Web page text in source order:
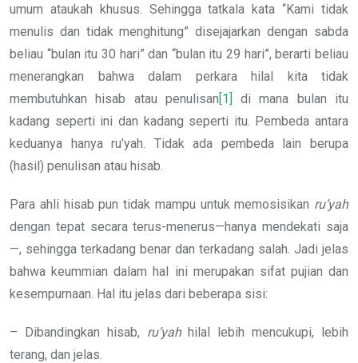
umum ataukah khusus. Sehingga tatkala kata “Kami tidak
menulis dan tidak menghitung” disejajarkan dengan sabda
beliau “bulan itu 30 hari” dan “bulan itu 29 hari”, berarti beliau
menerangkan bahwa dalam perkara hilal kita tidak
membutuhkan hisab atau penulisan[1] di mana bulan itu
kadang seperti ini dan kadang seperti itu. Pembeda antara
keduanya hanya ru’yah. Tidak ada pembeda lain berupa
(hasil) penulisan atau hisab.
Para ahli hisab pun tidak mampu untuk memosisikan ru’yah
dengan tepat secara terus-menerus—hanya mendekati saja
—, sehingga terkadang benar dan terkadang salah. Jadi jelas
bahwa keummian dalam hal ini merupakan sifat pujian dan
kesempurnaan. Hal itu jelas dari beberapa sisi:
– Dibandingkan hisab, ru’yahhilal lebih mencukupi, lebih
terang, dan jelas.